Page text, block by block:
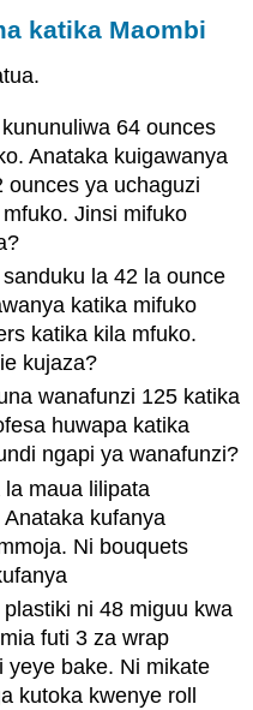
katika Maombi
64 ounces
Anataka kuigawanya
ounces ya uchaguzi
Jinsi mifuko
la 42 la ounce
katika mifuko
katika kila mfuko.
kujaza?
wanafunzi 125 katika
huwapa katika
ngapi ya wanafunzi?
la maua lilipata
kufanya
Ni bouquets
ni 48 miguu kwa
futi 3 za wrap
yeye bake. Ni mikate
kutoka kwenye roll